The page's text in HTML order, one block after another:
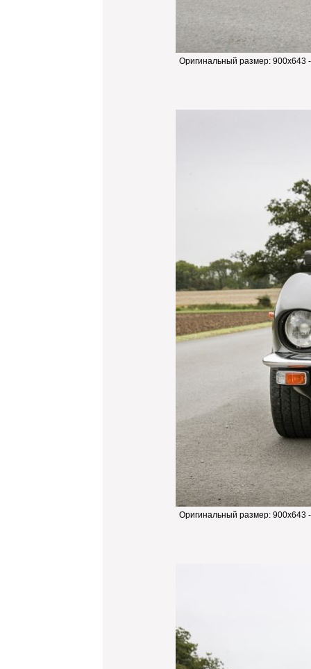
Оригинальный размер: 900x643
Оригинальный размер: 900x643